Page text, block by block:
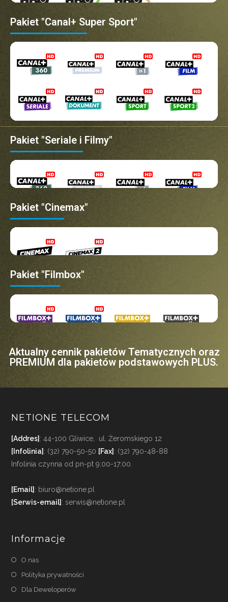
Pakiet "Canal+ Super Sport"
Pakiet "Seriale i Filmy"
Pakiet "Cinemax"
Pakiet "Filmbox"
Aktualny cennik pakietów Tematycznych oraz
PREMIUM dla pakietów podstawowych PLUS.
NETIONE TELECOM
[Addres] : 44-100 Gliwice, ul. Żeromskiego 12
[Infolinia] : (32) 790-50-50 [Fax] : (32) 790-48-88
Infolinia czynna od pn-pt 9:00-17:00.
[Email] : biuro@netione.pl
[Serwis-email] : serwis@netione.pl
Informacje
O nas
Polityka prywatności
Dla Deweloperów